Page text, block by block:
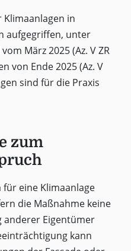
Klimaanlagen in
aufgegriffen, unter
März 2025 (Az. V ZR
von Ende 2025 (Az. V
sind für die Praxis
zum
eine Klimaanlage
die Maßnahme keine
anderer Eigentümer
kann